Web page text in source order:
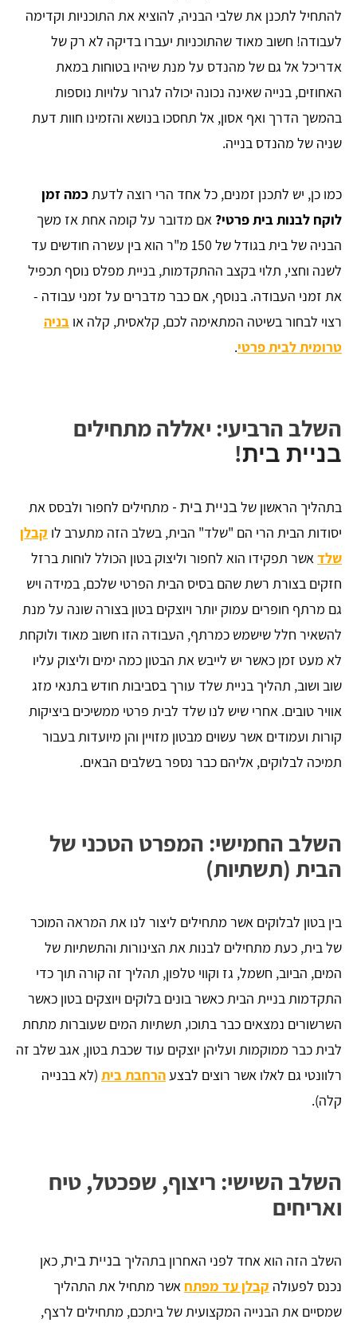
להתחיל לתכנן את שלבי הבניה, להוציא את התוכניות וקדימה
לעבודה! חשוב מאוד שהתוכניות יעברו בדיקה לא רק של
אדריכל אל גם של מהנדס על מנת שיהיו בטוחות במאת
האחוזים, בנייה שאינה נכונה יכולה לגרור עלויות נוספות
בהמשך הדרך ואף אסון, אל תחסכו בנושא והזמינו חוות דעת
שניה של מהנדס בנייה.
כמו כן, יש לתכנן זמנים, כל אחד הרי רוצה לדעת כמה זמן
לוקח לבנות בית פרטי? אם מדובר על קומה אחת אז משך
הבניה של בית בגודל של 150 מ"ר הוא בין עשרה חודשים עד
לשנה וחצי, תלוי בקצב ההתקדמות, בניית מפלס נוסף תכפיל
את זמני העבודה. בנוסף, אם כבר מדברים על זמני עבודה -
רצוי לבחור בשיטה המתאימה לכם, קלאסית, קלה או בניה
טרומית לבית פרטי.
השלב הרביעי: יאללה מתחילים
בניית בית!
בתהליך הראשון של בניית בית - מתחילים לחפור ולבסס את
יסודות הבית הרי הם "שלד" הבית, בשלב הזה מתערב לו קבלן
שלדאשר תפקידו הוא לחפור וליצוק בטון הכולל לוחות ברזל
חזקים בצורת רשת שהם בסיס הבית הפרטי שלכם, במידה ויש
גם מרתף חופרים עמוק יותר ויוצקים בטון בצורה שונה על מנת
להשאיר חלל שישמש כמרתף, העבודה הזו חשוב מאוד ולוקחת
לא מעט זמן כאשר יש לייבש את הבטון כמה ימים וליצוק עליו
שוב ושוב, תהליך בניית שלד עורך בסביבות חודש בתנאי מזג
אוויר טובים. אחרי שיש לנו שלד לבית פרטי ממשיכים ביציקות
קורות ועמודים אשר עשוים מבטון מזויין והן מיועדות בעבור
תמיכה לבלוקים, אליהם כבר נספר בשלבים הבאים.
השלב החמישי: המפרט הטכני של
הבית (תשתיות)
בין בטון לבלוקים אשר מתחילים ליצור לנו את המראה המוכר
של בית, כעת מתחילים לבנות את הצינורות והתשתיות של
המים, הביוב, חשמל, גז וקווי טלפון, תהליך זה קורה תוך כדי
התקדמות בניית הבית כאשר בונים בלוקים ויוצקים בטון כאשר
השרשורים נמצאים כבר בתוכו, תשתיות המים שעוברות מתחת
לבית כבר ממוקמות ועליהן יוצקים עוד שכבת בטון, אגב שלב זה
רלוונטי גם לאלו אשר רוצים לבצעהרחבת בית (לא בבנייה
קלה).
השלב השישי: ריצוף, שפכטל, טיח
ואריחים
השלב הזה הוא אחד לפני האחרון בתהליך בניית בית, כאן
נכנס לפעולה קבלן עד מפתח אשר מתחיל את התהליך
שמסיים את הבנייה המקצועית של ביתכם, מתחילים לרצף,